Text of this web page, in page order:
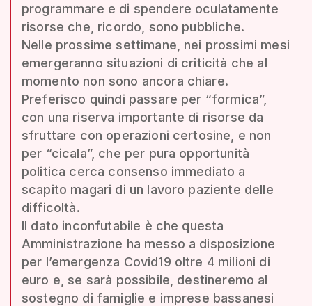
programmare e di spendere oculatamente
risorse che, ricordo, sono pubbliche.
Nelle prossime settimane, nei prossimi mesi
emergeranno situazioni di criticità che al
momento non sono ancora chiare.
Preferisco quindi passare per “formica”,
con una riserva importante di risorse da
sfruttare con operazioni certosine, e non
per “cicala”, che per pura opportunità
politica cerca consenso immediato a
scapito magari di un lavoro paziente delle
difficoltà.
Il dato inconfutabile è che questa
Amministrazione ha messo a disposizione
per l’emergenza Covid19 oltre 4 milioni di
euro e, se sarà possibile, destineremo al
sostegno di famiglie e imprese bassanesi